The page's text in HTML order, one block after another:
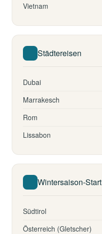
Vietnam
Städtereisen
Dubai
Marrakesch
Rom
Lissabon
Wintersaison-Start
Südtirol
Österreich (Gletscher)